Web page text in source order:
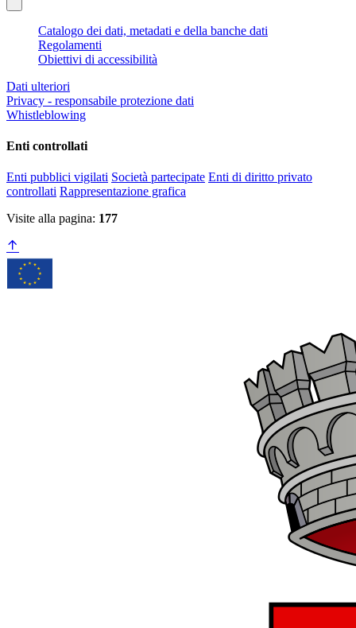
Catalogo dei dati, metadati e della banche dati
Regolamenti
Obiettivi di accessibilità
Dati ulteriori
Privacy - responsabile protezione dati
Whistleblowing
Enti controllati
Enti pubblici vigilati Società partecipate Enti di diritto privato
controllati Rappresentazione grafica
Visite alla pagina: 177